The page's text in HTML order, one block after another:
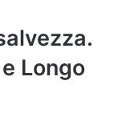
Longo